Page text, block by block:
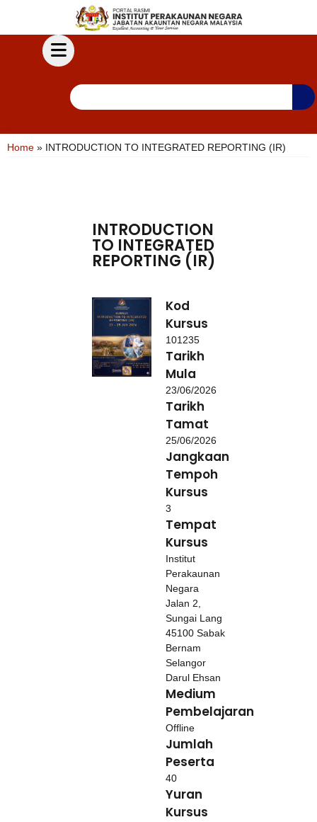
Home » INTRODUCTION TO INTEGRATED REPORTING (IR)
INTRODUCTION
TO INTEGRATED
REPORTING (IR)
Kod
Kursus
101235
Tarikh
Mula
23/06/2026
Tarikh
Tamat
25/06/2026
Jangkaan
Tempoh
Kursus
3
Tempat
Kursus
Institut
Perakaunan
Negara
Jalan 2,
Sungai Lang
45100 Sabak
Bernam
Selangor
Darul Ehsan
Medium
Pembelajaran
Offline
Jumlah
Peserta
40
Yuran
Kursus